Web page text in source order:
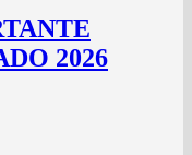
2026